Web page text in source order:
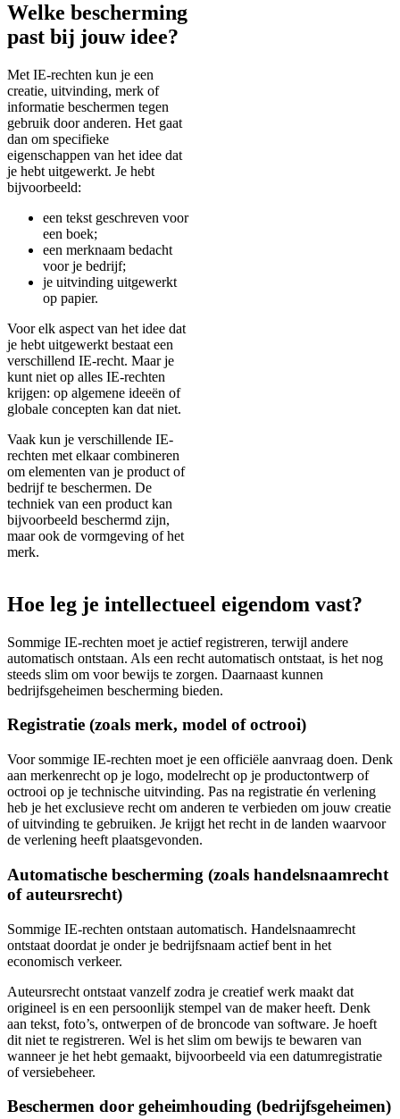
Welke bescherming
past bij jouw idee?
Met IE-rechten kun je een
creatie, uitvinding, merk of
informatie beschermen tegen
gebruik door anderen. Het gaat
dan om specifieke
eigenschappen van het idee dat
je hebt uitgewerkt. Je hebt
bijvoorbeeld:
een tekst geschreven voor
een boek;
een merknaam bedacht
voor je bedrijf;
je uitvinding uitgewerkt
op papier.
Voor elk aspect van het idee dat
je hebt uitgewerkt bestaat een
verschillend IE-recht. Maar je
kunt niet op alles IE-rechten
krijgen: op algemene ideeën of
globale concepten kan dat niet.
Vaak kun je verschillende IE-
rechten met elkaar combineren
om elementen van je product of
bedrijf te beschermen. De
techniek van een product kan
bijvoorbeeld beschermd zijn,
maar ook de vormgeving of het
merk.
Hoe leg je intellectueel eigendom vast?
Sommige IE-rechten moet je actief registreren, terwijl andere
automatisch ontstaan. Als een recht automatisch ontstaat, is het nog
steeds slim om voor bewijs te zorgen. Daarnaast kunnen
bedrijfsgeheimen bescherming bieden.
Registratie (zoals merk, model of octrooi)
Voor sommige IE-rechten moet je een officiële aanvraag doen. Denk
aan merkenrecht op je logo, modelrecht op je productontwerp of
octrooi op je technische uitvinding. Pas na registratie én verlening
heb je het exclusieve recht om anderen te verbieden om jouw creatie
of uitvinding te gebruiken. Je krijgt het recht in de landen waarvoor
de verlening heeft plaatsgevonden.
Automatische bescherming (zoals handelsnaamrecht
of auteursrecht)
Sommige IE-rechten ontstaan automatisch. Handelsnaamrecht
ontstaat doordat je onder je bedrijfsnaam actief bent in het
economisch verkeer.
Auteursrecht ontstaat vanzelf zodra je creatief werk maakt dat
origineel is en een persoonlijk stempel van de maker heeft. Denk
aan tekst, foto’s, ontwerpen of de broncode van software. Je hoeft
dit niet te registreren. Wel is het slim om bewijs te bewaren van
wanneer je het hebt gemaakt, bijvoorbeeld via een datumregistratie
of versiebeheer.
Beschermen door geheimhouding (bedrijfsgeheimen)